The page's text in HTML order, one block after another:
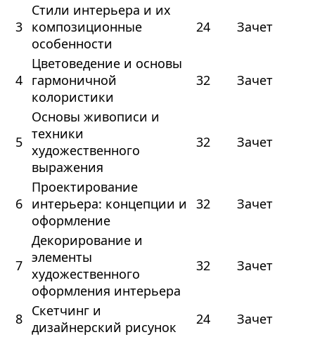
3
Стили интерьера и их
композиционные
особенности
24 Зачет
4
Цветоведение и основы
гармоничной
колористики
32 Зачет
5
Основы живописи и
техники
художественного
выражения
32 Зачет
6
Проектирование
интерьера: концепции и
оформление
32 Зачет
7
Декорирование и
элементы
художественного
оформления интерьера
32 Зачет
8 Скетчинг и
дизайнерский рисунок
24 Зачет